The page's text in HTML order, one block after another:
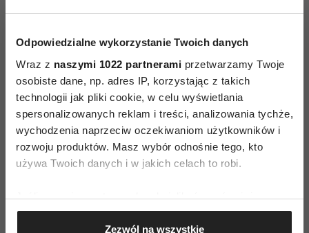
Odpowiedzialne wykorzystanie Twoich danych
Wraz z naszymi 1022 partnerami przetwarzamy Twoje
osobiste dane, np. adres IP, korzystając z takich
technologii jak pliki cookie, w celu wyświetlania
spersonalizowanych reklam i treści, analizowania tychże,
wychodzenia naprzeciw oczekiwaniom użytkowników i
rozwoju produktów. Masz wybór odnośnie tego, kto
używa Twoich danych i w jakich celach to robi.
Jeśli wyrazisz na to zgodę, chcielibyśmy również:
Gromadzić dane dotyczące Twojej lokalizacji
Zezwól na wszystkie
ZAMÓW
E-WYDANIE